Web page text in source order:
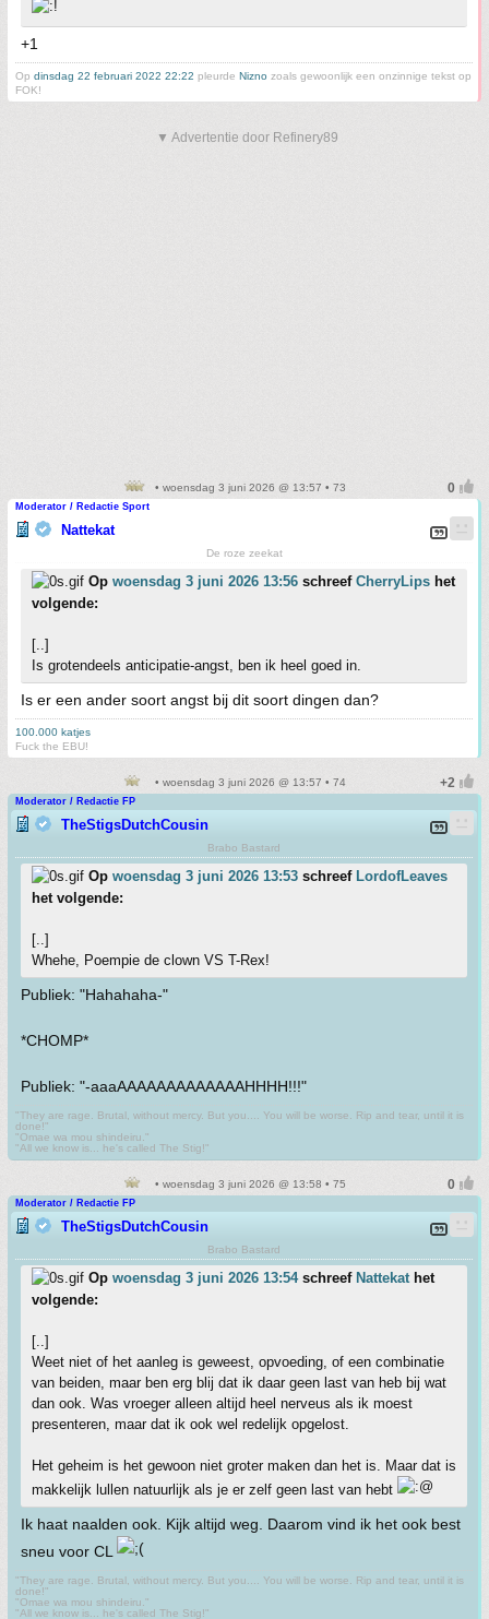
+1
Op dinsdag 22 februari 2022 22:22 pleurde Nizno zoals gewoonlijk een onzinnige tekst op
FOK!
▼ Advertentie door Refinery89
• woensdag 3 juni 2026 @ 13:57 • 73
Moderator / Redactie Sport
Nattekat
De roze zeekat
Op woensdag 3 juni 2026 13:56 schreef CherryLips het
volgende:
[..]
Is grotendeels anticipatie-angst, ben ik heel goed in.
Is er een ander soort angst bij dit soort dingen dan?
100.000 katjes
Fuck the EBU!
• woensdag 3 juni 2026 @ 13:57 • 74
Moderator / Redactie FP
TheStigsDutchCousin
Brabo Bastard
Op woensdag 3 juni 2026 13:53 schreef LordofLeaves
het volgende:
[..]
Whehe, Poempie de clown VS T-Rex!
Publiek: "Hahahaha-"
*CHOMP*
Publiek: "-aaaAAAAAAAAAAAAAHHHH!!!"
"They are rage. Brutal, without mercy. But you.... You will be worse. Rip and tear, until it is
done!"
"Omae wa mou shindeiru."
"All we know is... he's called The Stig!"
• woensdag 3 juni 2026 @ 13:58 • 75
Moderator / Redactie FP
TheStigsDutchCousin
Brabo Bastard
Op woensdag 3 juni 2026 13:54schreef Nattekathet
volgende:
[..]
Weet niet of het aanleg is geweest, opvoeding, of een combinatie
van beiden, maar ben erg blij dat ik daar geen last van heb bij wat
dan ook. Was vroeger alleen altijd heel nerveus als ik moest
presenteren, maar dat ik ook wel redelijk opgelost.
Het geheim is het gewoon niet groter maken dan het is. Maar dat is
makkelijk lullen natuurlijk als je er zelf geen last van hebt
Ik haat naalden ook. Kijk altijd weg. Daarom vind ik het ook best
sneu voor CL
"They are rage. Brutal, without mercy. But you.... You will be worse. Rip and tear, until it is
done!"
"Omae wa mou shindeiru."
"All we know is... he's called The Stig!"